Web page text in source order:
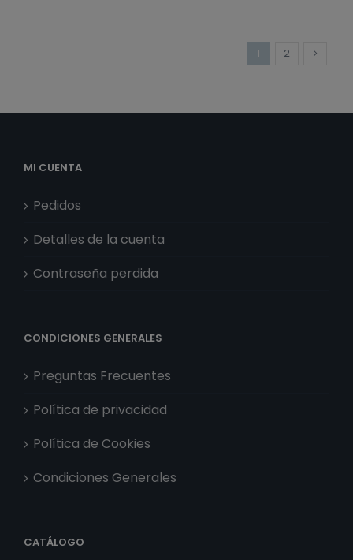
1 2
MI CUENTA
Pedidos
Detalles de la cuenta
Contraseña perdida
CONDICIONES GENERALES
Preguntas Frecuentes
Política de privacidad
Política de Cookies
Condiciones Generales
CATÁLOGO